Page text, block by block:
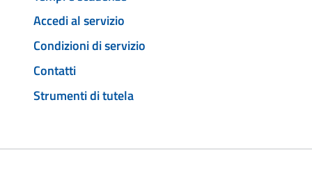
Accedi al servizio
Condizioni di servizio
Contatti
Strumenti di tutela